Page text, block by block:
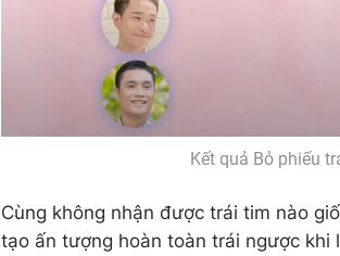
Kết quả Bỏ phiếu
Cùng không nhận được trái tim nào
tạo ấn tượng hoàn toàn trái ngược khi